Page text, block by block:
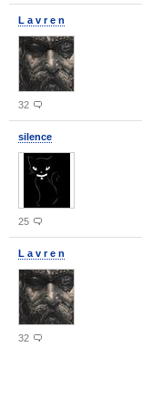
L a v r e n
32
silence
25
L a v r e n
32